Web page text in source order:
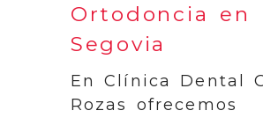
Ortodoncia en
Segovia
En Clínica Dental
Rozas ofrecemos